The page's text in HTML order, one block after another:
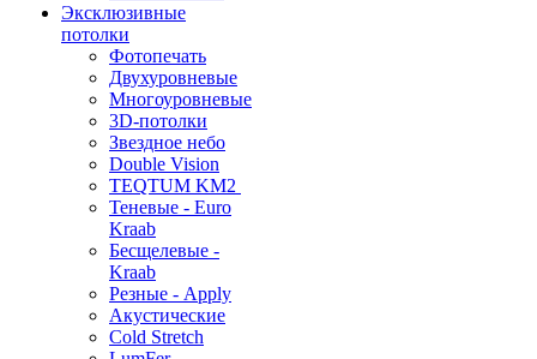
Эксклюзивные
потолки
Фотопечать
Двухуровневые
Многоуровневые
3D-потолки
Звездное небо
Double Vision
TEQTUM KM2
Теневые - Euro
Kraab
Бесщелевые -
Kraab
Резные - Apply
Акустические
Cold Stretch